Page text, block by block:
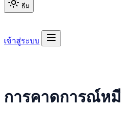
ธีม
เข้าสู่ระบบ
การคาดการณ์หมี